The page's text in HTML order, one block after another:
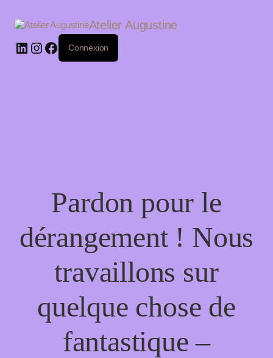
Atelier Augustine
Connexion
Pardon pour le
dérangement ! Nous
travaillons sur
quelque chose de
fantastique –